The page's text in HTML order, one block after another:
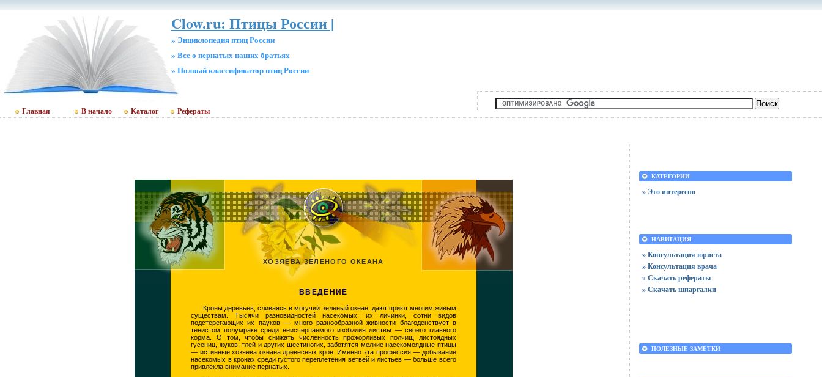
Clow.ru: Птицы России |
» Энциклопедия птиц России
» Все о пернатых наших братьях
» Полный классификатор птиц России
Главная В начало Каталог Рефераты
ХОЗЯЕВА ЗЕЛЕНОГО ОКЕАНА
ВВЕДЕНИЕ
Кроны деревьев, сливаясь в могучий зеленый океан, дают приют многим живым
существам. Тысячи разновидностей насекомых, их личинки, сотни видов
подстерегающих их пауков — много разнообразной живности благоденствует в
тенистом полумраке среди неисчерпаемого изобилия листвы — своего главного
корма. О том, чтобы снижать численность прожорливых полчищ листоядных
гусениц, жуков, тлей и других шестиногих, заботятся мелкие насекомоядные птицы
— истинные хозяева океана древесных крон. Именно эта профессия — добывание
насекомых в кронах среди густого переплетения ветвей и листьев — больше всего
привлекла внимание пернатых.
КАТЕГОРИИ
» Это интересно
НАВИГАЦИЯ
» Консультация юриста
» Консультация врача
» Скачать рефераты
» Скачать шпаргалки
ПОЛЕЗНЫЕ ЗАМЕТКИ